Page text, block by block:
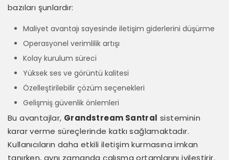
bazıları şunlardır:
Maliyet avantajı sayesinde iletişim giderlerini düşürme
Operasyonel verimlilik artışı
Kolay kurulum süreci
Yüksek ses ve görüntü kalitesi
Özelleştirilebilir çözüm seçenekleri
Gelişmiş güvenlik önlemleri
Bu avantajlar, Grandstream Santral sisteminin
karar verme süreçlerinde katkı sağlamaktadır.
Kullanıcıların daha etkili iletişim kurmasına imkan
tanırken, aynı zamanda çalışma ortamlarını iyileştirir.